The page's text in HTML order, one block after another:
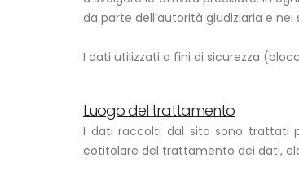
da parte dell’autorità giudiziaria e nei
I dati utilizzati a fini di sicurezza
Luogo del trattamento
I dati raccolti dal sito sono trattati
cotitolare del trattamento dei dati,